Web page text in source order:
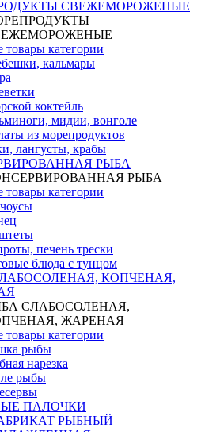
СВЕЖЕМОРОЖЕНЫЕ
товары категории
кальмары
коктейль
мидии, вонголе
из морепродуктов
лангусты, крабы
РЫБА
РЫБА
товары категории
печень трески
блюда с тунцом
КОПЧЕНАЯ,
СЛАБОСОЛЕНАЯ,
ЖАРЕНАЯ
товары категории
рыбы
нарезка
рыбы
ПАЛОЧКИ
РЫБНЫЙ